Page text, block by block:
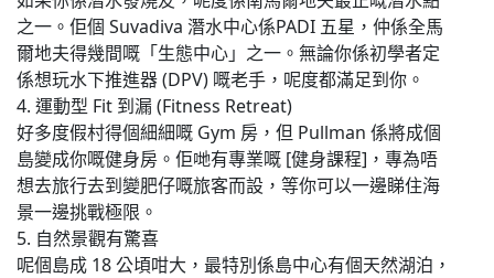
之一。佢個 Suvadiva 潛水中心係PADI 五星，仲係全馬
爾地夫得幾間嘅「生態中心」之一。無論你係初學者定
係想玩水下推進器 (DPV) 嘅老手，呢度都滿足到你。
4. 運動型 Fit 到漏 (Fitness Retreat)
好多度假村得個細細嘅 Gym 房，但 Pullman 係將成個
島變成你嘅健身房。佢哋有專業嘅 [健身課程]，專為唔
想去旅行去到變肥仔嘅旅客而設，等你可以一邊睇住海
景一邊挑戰極限。
5. 自然景觀有驚喜
呢個島成 18 公頃咁大，最特別係島中心有個天然湖泊，